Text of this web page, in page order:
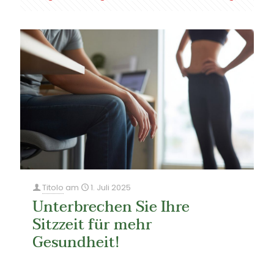
Titolo am 1. Juli 2025
Unterbrechen Sie Ihre
Sitzzeit für mehr
Gesundheit!